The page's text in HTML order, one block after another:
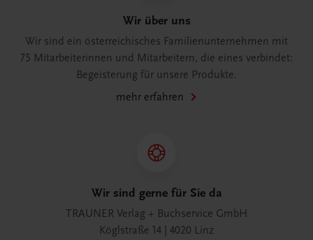
Wir über uns
Wir sind ein österreichisches Familienunternehmen mit
75 Mitarbeiterinnen und Mitarbeitern, die eines verbindet:
Begeisterung für unsere Produkte.
mehr erfahren
Wir sind gerne für Sie da
TRAUNER Verlag + Buchservice GmbH
Köglstraße 14 | 4020 Linz